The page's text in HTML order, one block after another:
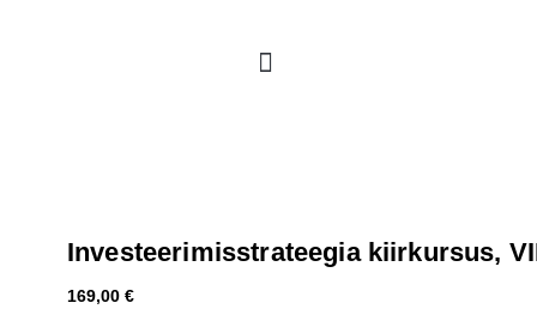
Investeerimisstrateegia kiirkursus,
169,00 €